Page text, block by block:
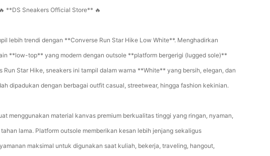
**DS Sneakers Official Store** 🔥
lebih trendi dengan **Converse Run Star Hike Low White**. Menghadirkan
**low-top** yang modern dengan outsole **platform bergerigi (lugged sole)**
Run Star Hike, sneakers ini tampil dalam warna **White** yang bersih, elegan, dan
dipadukan dengan berbagai outfit casual, streetwear, hingga fashion kekinian.
menggunakan material kanvas premium berkualitas tinggi yang ringan, nyaman,
lama. Platform outsole memberikan kesan lebih jenjang sekaligus
maksimal untuk digunakan saat kuliah, bekerja, traveling, hangout,